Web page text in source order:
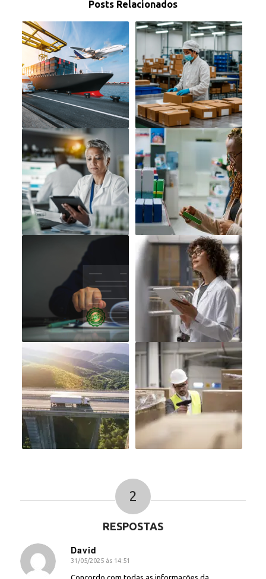
Posts Relacionados
2
RESPOSTAS
David
diz:
31/05/2025 às 14:51
Concordo com todas as informações da